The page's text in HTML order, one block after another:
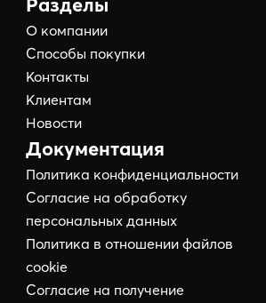
О компании
Способы покупки
Контакты
Клиентам
Новости
Документация
Политика конфиденциальности
Согласие на обработку
персональных данных
Политика в отношении файлов
cookie
Согласие на получение